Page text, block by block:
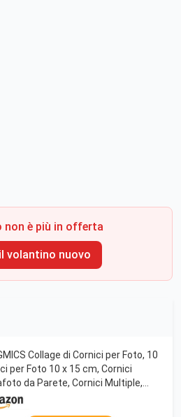
non è più in offerta
volantino nuovo
Collage di Cornici per Foto, 10
per Foto 10 x 15 cm, Cornici
da Parete, Cornici Multiple,
Murali, Bianco Nuvola